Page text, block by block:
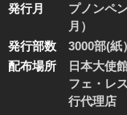
発行月
プノンペ
月）
発行部数
3000部(紙
配布場所
日本大使
フェ・レ
行代理店